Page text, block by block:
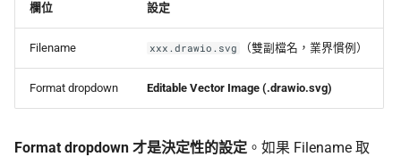
欄位 設定
Filename xxx.drawio.svg （雙副檔名，業界慣例）
Format dropdown Editable Vector Image (.drawio.svg)
Format dropdown 才是決定性的設定 。如果 Filename 取